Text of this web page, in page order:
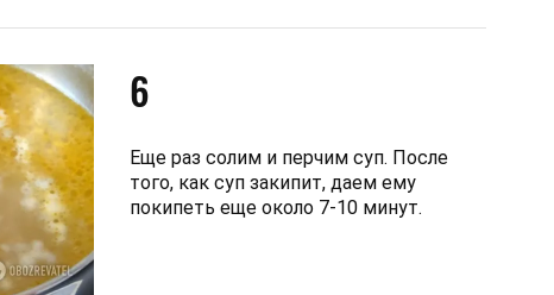
6
Еще раз солим и перчим суп. После
того, как суп закипит, даем ему
покипеть еще около 7-10 минут.